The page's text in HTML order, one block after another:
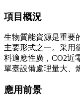
項目概況
生物質能資源是重要
主要形式之一。采用
料適應性廣，CO2近
單臺設備處理量大、
應用前景